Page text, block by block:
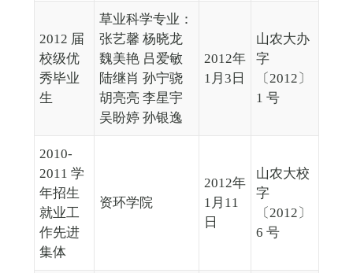
2012 届
校级优
秀毕业
生
草业科学专业：
张艺馨 杨晓龙
魏美艳 吕爱敏
陆继肖 孙宁骁
胡亮亮 李星宇
吴盼婷 孙银逸
2012年
1月3日
山农大办
字
〔2012〕
1 号
2010-
2011 学
年招生
就业工
作先进
集体
资环学院
2012年
1月11
日
山农大校
字
〔2012〕
6 号